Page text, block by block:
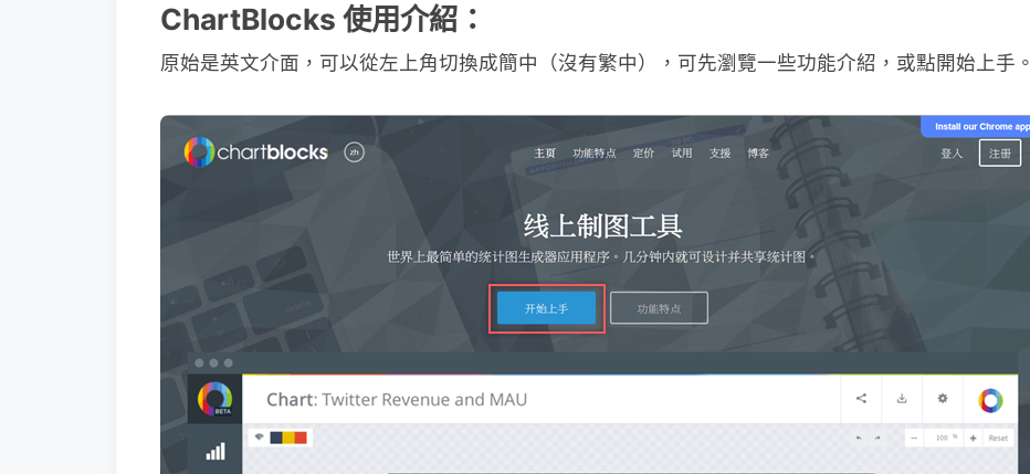
ChartBlocks 使用介紹：
原始是英文介面，可以從左上角切換成簡中（沒有繁中），可先瀏覽一些功能介紹，或點開始上手。